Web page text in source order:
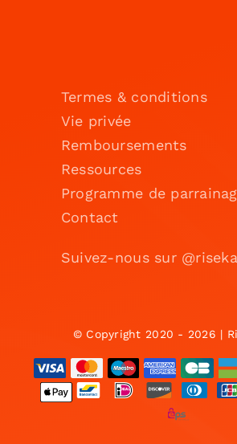
Termes & conditions
Vie privée
Remboursements
Ressources
Programme de
Contact
Suivez-nous sur
© Copyright 2020 - 2026 |